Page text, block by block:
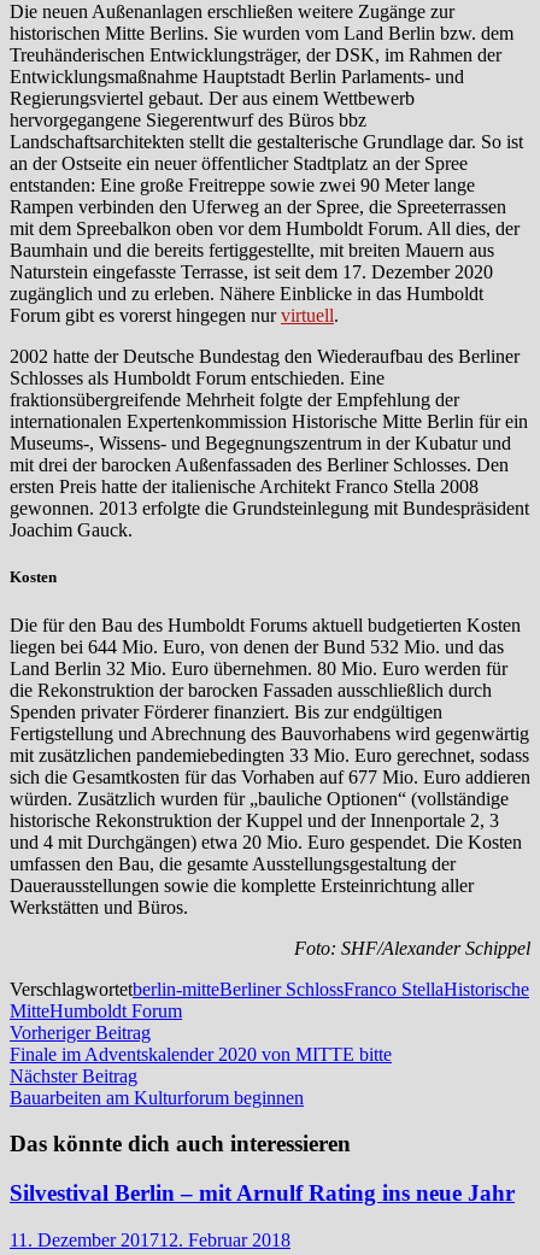
Die neuen Außenanlagen erschließen weitere Zugänge zur
historischen Mitte Berlins. Sie wurden vom Land Berlin bzw. dem
Treuhänderischen Entwicklungsträger, der DSK, im Rahmen der
Entwicklungsmaßnahme Hauptstadt Berlin Parlaments- und
Regierungs­viertel gebaut. Der aus einem Wettbewerb
hervorgegangene Siegerentwurf des Büros bbz
Landschaftsarchitekten stellt die gestalterische Grundlage dar. So ist
an der Ostseite ein neuer öffentlicher Stadtplatz an der Spree
entstanden: Eine große Freitreppe sowie zwei 90 Meter lange
Rampen verbinden den Uferweg an der Spree, die Spreeterrassen
mit dem Spreebalkon oben vor dem Humboldt Forum. All dies, der
Baumhain und die bereits fertiggestellte, mit breiten Mauern aus
Naturstein eingefasste Terrasse, ist seit dem 17. Dezember 2020
zugänglich und zu erleben. Nähere Einblicke in das Humboldt
Forum gibt es vorerst hingegen nurvirtuell.
2002 hatte der Deutsche Bundestag den Wiederaufbau des Berliner
Schlosses als Humboldt Forum entschieden. Eine
fraktionsübergreifende Mehrheit folgte der Empfehlung der
internationalen Expertenkommission Historische Mitte Berlin für ein
Museums-, Wissens- und Begegnungszentrum in der Kubatur und
mit drei der barocken Außenfassaden des Berliner Schlosses. Den
ersten Preis hatte der italienische Architekt Franco Stella 2008
gewonnen. 2013 erfolgte die Grundsteinlegung mit Bundespräsident
Joachim Gauck.
Kosten
Die für den Bau des Humboldt Forums aktuell budgetierten Kosten
liegen bei 644 Mio. Euro, von denen der Bund 532 Mio. und das
Land Berlin 32 Mio. Euro übernehmen. 80 Mio. Euro werden für
die Rekonstruktion der barocken Fassaden ausschließlich durch
Spenden privater Förderer finanziert. Bis zur endgültigen
Fertigstellung und Abrechnung des Bauvorhabens wird gegenwärtig
mit zusätzlichen pandemiebedingten 33 Mio. Euro gerechnet, sodass
sich die Gesamtkosten für das Vorhaben auf 677 Mio. Euro addieren
würden. Zusätzlich wurden für „bauliche Optionen“ (vollständige
historische Rekonstruktion der Kuppel und der Innenportale 2, 3
und 4 mit Durchgängen) etwa 20 Mio. Euro gespendet. Die Kosten
umfassen den Bau, die gesamte Ausstellungsgestaltung der
Dauerausstellungen sowie die komplette Ersteinrichtung aller
Werkstätten und Büros.
Foto: SHF/Alexander Schippel
Verschlagwortetberlin-mitteBerliner SchlossFranco StellaHistorische
MitteHumboldt Forum
Beitragsnavigation
Vorheriger BeitragVorheriger
Beitrag:
Finale im Adventskalender 2020 von MITTE bitte
Nächster BeitragNächster
Beitrag:
Bauarbeiten am Kulturforum beginnen
Das könnte dich auch interessieren
Silvestival Berlin – mit Arnulf Rating ins neue Jahr
11. Dezember 201712. Februar 2018